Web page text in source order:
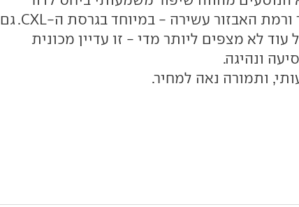
הקודם: החומרים טובים מתמיד ורמת האבזור עשירה - במיוחד בגרסת ה-CXL. גם
עוד לא מצפים ליותר מדי - זו עדיין מכונית
ונהיגה.
ותמורה נאה למחיר.